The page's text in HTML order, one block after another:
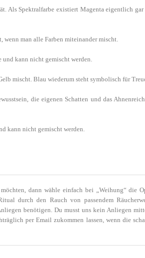
Als Spektralfarbe existiert Magenta eigentlich
man alle Farben miteinander mischt.
kann nicht gemischt werden.
mischt. Blau wiederum steht symbolisch für
die eigenen Schatten und das
kann nicht gemischt werden.
dann wähle einfach bei „Weihung“ die
durch den Rauch von passendem
benötigen. Du musst uns kein Anliegen
per Email zukommen lassen, wenn die